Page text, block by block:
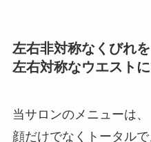
左右非対称なくびれを
左右対称なウエスト
当サロンのメニューは、
顔だけでなくトータル